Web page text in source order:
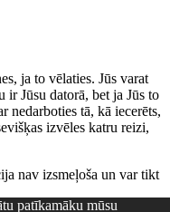
patīkamāku mūsu
ja to vēlaties. Jūs varat
ir Jūsu datorā, bet ja Jūs to
nedarboties tā, kā iecerēts,
izvēles katru reizi,
nav izsmeļoša un var tikt